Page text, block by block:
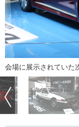
会場に展示されていた